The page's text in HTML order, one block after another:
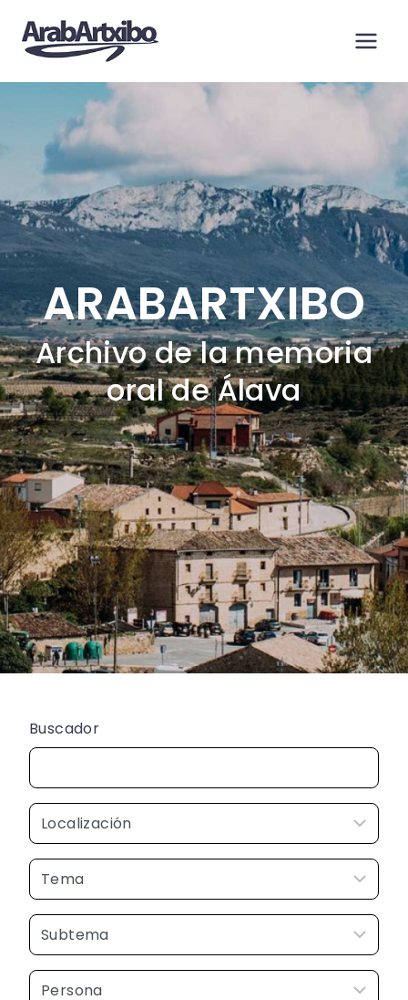
contenido
ARABARTXIBO
Archivo de la memoria
oral de Álava
Buscador